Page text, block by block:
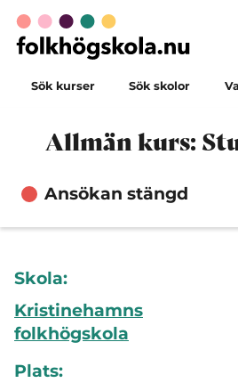
Sök kurser Sök skolor
Allmän kurs:
Ansökan stängd
Skola:
Kristinehamns
folkhögskola
Plats: